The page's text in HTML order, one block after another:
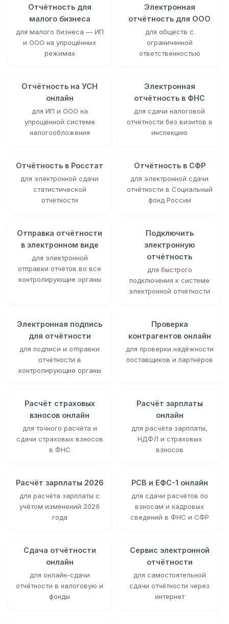
Отчётность для
малого бизнеса
для малого бизнеса — ИП
и ООО на упрощённых
режимах
Электронная
отчётность для ООО
для обществ с
ограниченной
ответственностью
Отчётность на УСН
онлайн
для ИП и ООО на
упрощённой системе
налогообложения
Электронная
отчётность в ФНС
для сдачи налоговой
отчётности без визитов в
инспекцию
Отчётность в Росстат
для электронной сдачи
статистической
отчётности
Отчётность в СФР
для электронной сдачи
отчётности в Социальный
фонд России
Отправка отчётности
в электронном виде
для электронной
отправки отчётов во все
контролирующие органы
Подключить
электронную
отчётность
для быстрого
подключения к системе
электронной отчётности
Электронная подпись
для отчётности
для подписи и отправки
отчётности в
контролирующие органы
Проверка
контрагентов онлайн
для проверки надёжности
поставщиков и партнёров
Расчёт страховых
взносов онлайн
для точного расчёта и
сдачи страховых взносов
в ФНС
Расчёт зарплаты
онлайн
для расчёта зарплаты,
НДФЛ и страховых
взносов
Расчёт зарплаты 2026
для расчёта зарплаты с
учётом изменений 2026
года
РСВ и ЕФС-1 онлайн
для сдачи расчётов по
взносам и кадровых
сведений в ФНС и СФР
Сдача отчётности
онлайн
для онлайн-сдачи
отчётности в налоговую и
фонды
Сервис электронной
отчётности
для самостоятельной
сдачи отчётности через
интернет